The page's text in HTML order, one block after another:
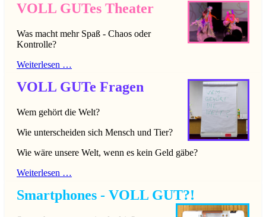
VOLL GUTes Theater
Was macht mehr Spaß - Chaos oder
Kontrolle?
Weiterlesen …
VOLL GUTe Fragen
Wem gehört die Welt?
Wie unterscheiden sich Mensch und Tier?
Wie wäre unsere Welt, wenn es kein Geld gäbe?
Weiterlesen …
Smartphones - VOLL GUT?!